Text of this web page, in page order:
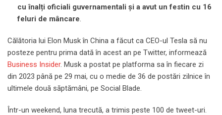
cu înalți oficiali guvernamentali și a avut un festin cu 16
feluri de mâncare.
Călătoria lui Elon Musk în China a făcut ca CEO-ul Tesla să nu
posteze pentru prima dată în acest an pe Twitter, informează
Business Insider. Musk a postat pe platforma sa în fiecare zi
din 2023 până pe 29 mai, cu o medie de 36 de postări zilnice în
ultimele două săptămâni, pe Social Blade.
Într-un weekend, luna trecută, a trimis peste 100 de tweet-uri.